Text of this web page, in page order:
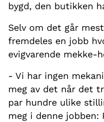
bygd, den butikken
Selv om det går
fremdeles en jobb
evigvarende mekke-
- Vi har ingen
meg av det når det
par hundre ulike
meg i denne jobben: